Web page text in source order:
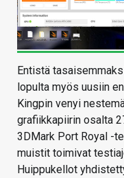
Entistä
lopulta myös uusiin
Kingpin venyi
grafiikkapiirin osalta
3DMark Port Royal -
muistit toimivat
Huippukellot